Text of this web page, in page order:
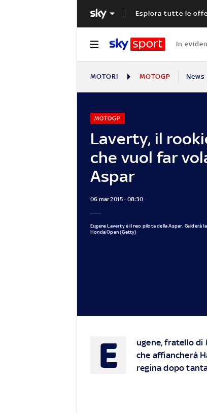
Esplora tutte le
In
MOTORI MOTOGP News
Laverty, il
che vuol far
Aspar
MOTOGP
06 mar 2015 - 08:30
Eugene Laverty è il neo pilota della Aspar. Guiderà la
Honda Open (Getty)
E
ugene, fratello di
che affiancherà
regina dopo